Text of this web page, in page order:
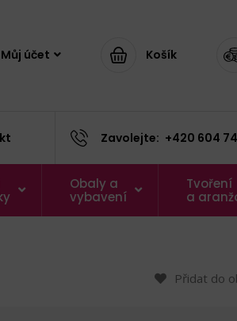
Můj účet Košík
Zavolejte: +420 604
Obaly a
vybavení
Tvoření
a
Přidat do